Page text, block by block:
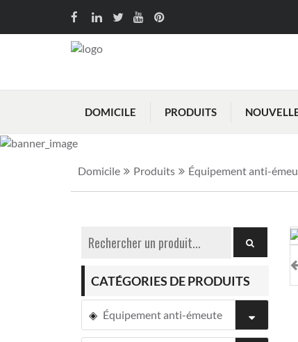
DOMICILE PRODUITS
Domicile Produits Équipement anti-
CATÉGORIES DE PRODUITS
Équipement anti-émeute